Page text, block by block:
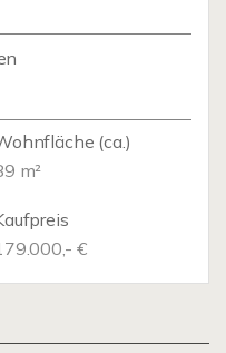
(ca.)
m²
€